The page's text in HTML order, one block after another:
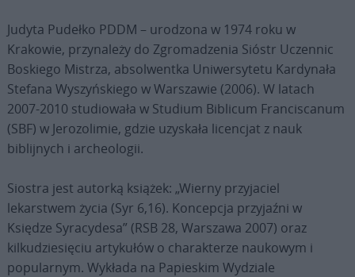
Judyta Pudełko PDDM – urodzona w 1974 roku w
Krakowie, przynależy do Zgromadzenia Sióstr Uczennic
Boskiego Mistrza, absolwentka Uniwersytetu Kardynała
Stefana Wyszyńskiego w Warszawie (2006). W latach
2007-2010 studiowała w Studium Biblicum Franciscanum
(SBF) w Jerozolimie, gdzie uzyskała licencjat z nauk
biblijnych i archeologii.
Siostra jest autorką książek: „Wierny przyjaciel
lekarstwem życia (Syr 6,16). Koncepcja przyjaźni w
Księdze Syracydesa” (RSB 28, Warszawa 2007) oraz
kilkudziesięciu artykułów o charakterze naukowym i
popularnym. Wykłada na Papieskim Wydziale